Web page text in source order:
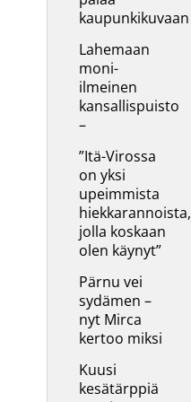
kaupunkikuvaan
Lahemaan
moni-
ilmeinen
kansallispuisto
–
”Itä-Virossa
on yksi
upeimmista
hiekkarannoista,
jolla koskaan
olen käynyt”
Pärnu vei
sydämen –
nyt Mirca
kertoo miksi
Kuusi
kesätärppiä